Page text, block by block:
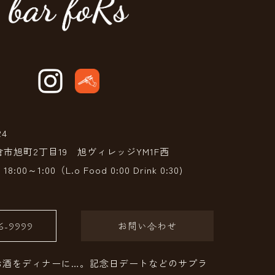
市旭町2丁目19 旭ヴィレッジYM1F西
18:00～1:00（L.o Food 0:00 Drink 0:30)
9999 お問い合わせ
をディナーに…。記念日デートなどのサプラ